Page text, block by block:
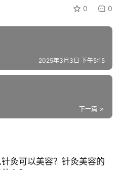
0 0
2025年3月3日 下午5:15
下一篇
灸可以美容？针灸美容的